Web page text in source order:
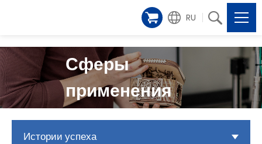
RU
Сферы
применения
Истории успеха